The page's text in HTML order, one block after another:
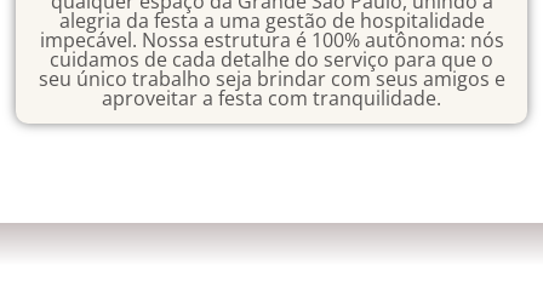
alegria da festa a uma gestão de hospitalidade
impecável. Nossa estrutura é 100% autônoma: nós
cuidamos de cada detalhe do serviço para que o
seu único trabalho seja brindar com seus amigos e
aproveitar a festa com tranquilidade.